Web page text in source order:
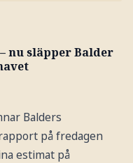
nu släpper Balder
Balders
på fredagen
estimat på